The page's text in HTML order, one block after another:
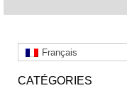
Français
CATÉGORIES